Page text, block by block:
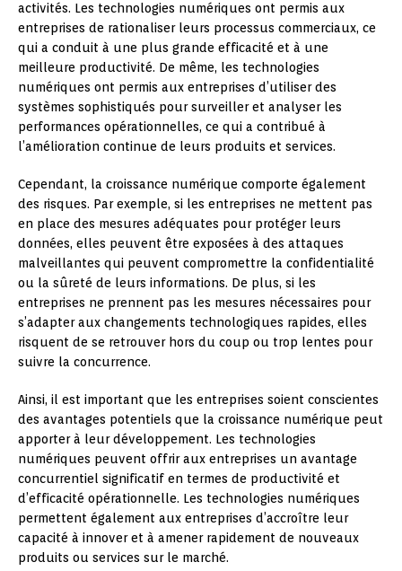
activités. Les technologies numériques ont permis aux
entreprises de rationaliser leurs processus commerciaux, ce
qui a conduit à une plus grande efficacité et à une
meilleure productivité. De même, les technologies
numériques ont permis aux entreprises d’utiliser des
systèmes sophistiqués pour surveiller et analyser les
performances opérationnelles, ce qui a contribué à
l’amélioration continue de leurs produits et services.
Cependant, la croissance numérique comporte également
des risques. Par exemple, si les entreprises ne mettent pas
en place des mesures adéquates pour protéger leurs
données, elles peuvent être exposées à des attaques
malveillantes qui peuvent compromettre la confidentialité
ou la sûreté de leurs informations. De plus, si les
entreprises ne prennent pas les mesures nécessaires pour
s’adapter aux changements technologiques rapides, elles
risquent de se retrouver hors du coup ou trop lentes pour
suivre la concurrence.
Ainsi, il est important que les entreprises soient conscientes
des avantages potentiels que la croissance numérique peut
apporter à leur développement. Les technologies
numériques peuvent offrir aux entreprises un avantage
concurrentiel significatif en termes de productivité et
d’efficacité opérationnelle. Les technologies numériques
permettent également aux entreprises d’accroître leur
capacité à innover et à amener rapidement de nouveaux
produits ou services sur le marché.